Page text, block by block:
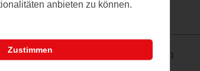
Merkzettel: speichern
anbieten zu können.
Zustimmen